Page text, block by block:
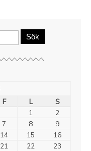
Sök
F L
S
1
2
7 8
9
14 15
16
21 22
23